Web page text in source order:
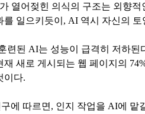
열어젖힌 의식의 구조는 외향
일으키듯이, AI 역시 자신의
된 AI는 성능이 급격히 저하
새로 게시되는 웹 페이지의
이다.
에 따르면, 인지 작업을 AI에